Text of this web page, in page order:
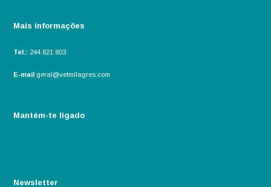
Mais informações
Tel.: 244 821 803
E-mail geral@vetmilagres.com
Mantém-te ligado
Newsletter